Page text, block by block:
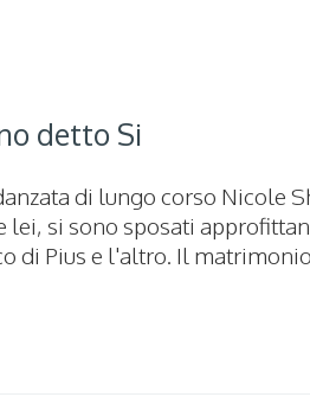
detto Si
di lungo corso Nicole
si sono sposati
di Pius e l'altro. Il